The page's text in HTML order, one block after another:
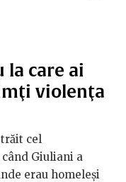
care ai
violenţa
cel
Giuliani a
erau homeleşi